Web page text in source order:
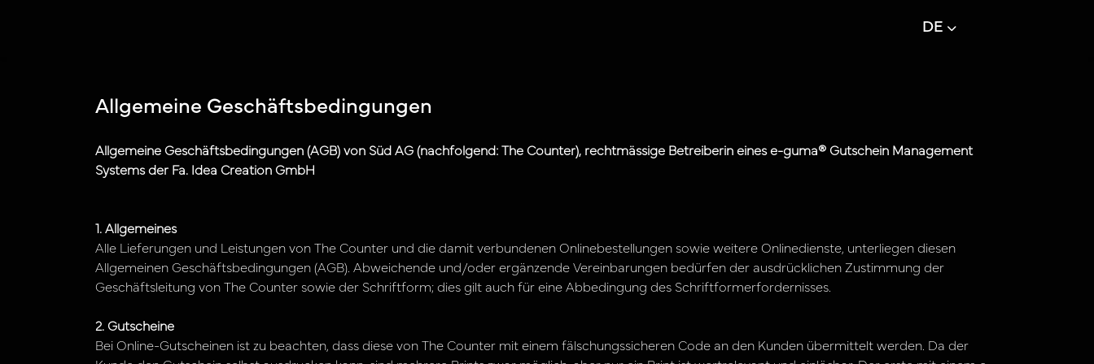
DE
Allgemeine Geschäftsbedingungen
Allgemeine Geschäftsbedingungen (AGB) von Süd AG (nachfolgend: The Counter), rechtmässige Betreiberin eines e-guma® Gutschein Management
Systems der Fa. Idea Creation GmbH
1. Allgemeines
Alle Lieferungen und Leistungen von The Counter und die damit verbundenen Onlinebestellungen sowie weitere Onlinedienste, unterliegen diesen
Allgemeinen Geschäftsbedingungen (AGB). Abweichende und/oder ergänzende Vereinbarungen bedürfen der ausdrücklichen Zustimmung der
Geschäftsleitung von The Counter sowie der Schriftform; dies gilt auch für eine Abbedingung des Schriftformerfordernisses.
2. Gutscheine
Bei Online-Gutscheinen ist zu beachten, dass diese von The Counter mit einem fälschungssicheren Code an den Kunden übermittelt werden. Da der